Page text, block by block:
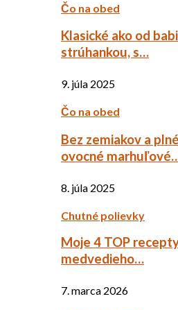
Čo na obed
Klasické ako od
strúhankou, s…
9. júla 2025
Čo na obed
Bez zemiakov a
ovocné
8. júla 2025
Chutné polievky
Moje 4 TOP
medvedieho…
7. marca 2026